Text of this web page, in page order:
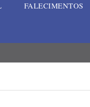
FALECIMENTOS